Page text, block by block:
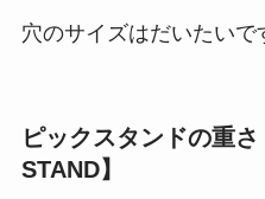
穴のサイズはだいたいで
ピックスタンドの重
STAND】